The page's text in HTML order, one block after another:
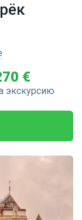
€
экскурсию